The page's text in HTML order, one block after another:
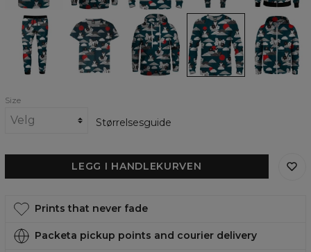
Shiba
track
pants
Shiba
Inu
womens
shirt
Shiba
inu
womens
hoodie
Shiba
inu
womens
sweatshirt
Shiba
Inu
kids
zip
up
hoodie
Size
Størrelsesguide
LEGG I HANDLEKURVEN
Prints that never fade
Packeta pickup points and courier delivery